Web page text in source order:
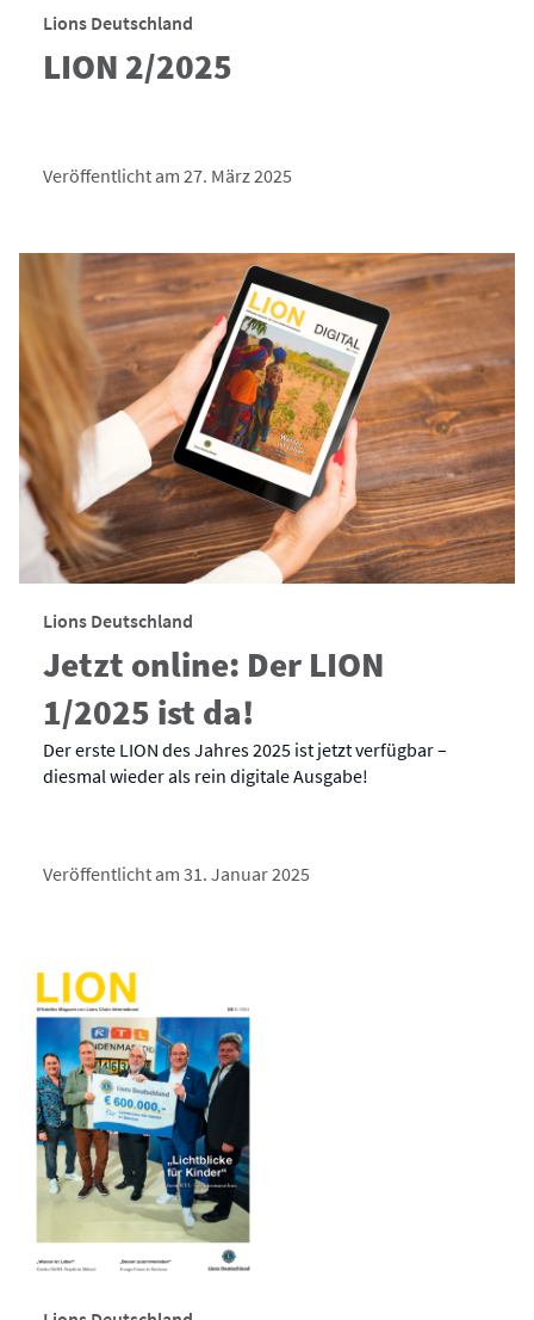
Lions Deutschland
LION 2/2025
Veröffentlicht am 27. März 2025
Lions Deutschland
Jetzt online: Der LION
1/2025 ist da!
Der erste LION des Jahres 2025 ist jetzt verfügbar –
diesmal wieder als rein digitale Ausgabe!
Veröffentlicht am 31. Januar 2025